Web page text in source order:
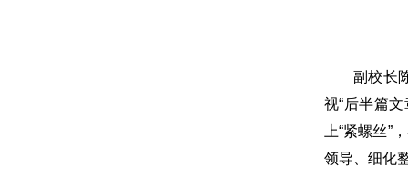
副校长
视“后半篇
上“紧螺丝
领导、细化